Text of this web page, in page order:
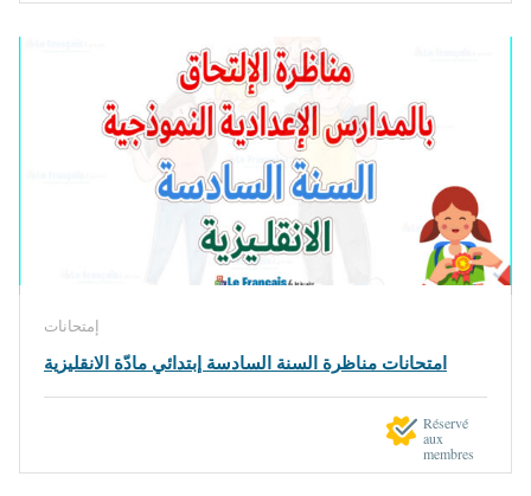
إمتحانات
امتحانات مناظرة السنة السادسة إبتدائي مادّة الانقليزية
Réservé
aux
membres